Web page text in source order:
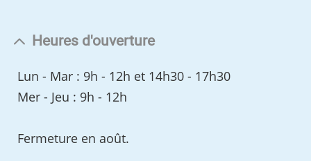
Heures d'ouverture
Lun - Mar : 9h - 12h et 14h30 - 17h30
Mer - Jeu : 9h - 12h
Fermeture en août.